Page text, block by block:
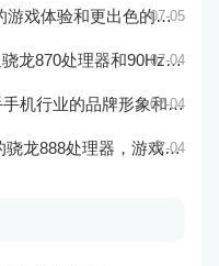
体验和更出色的性能07-05
显示屏：性能和显示效果俱佳07-04
业的品牌形象和社会认知07-04
处理器，游戏性能超强07-04